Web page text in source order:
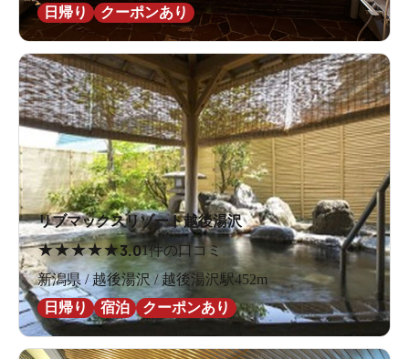
日帰り
クーポンあり
リブマックスリゾート越後湯沢
★★★★★3.01件の口コミ
新潟県 / 越後湯沢 / 越後湯沢駅452m
日帰り
宿泊 クーポンあり